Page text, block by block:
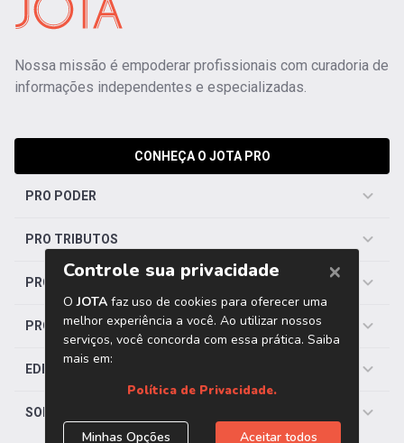
Nossa missão é empoderar profissionais com curadoria de
informações independentes e especializadas.
CONHEÇA O JOTA PRO
PRO PODER
PRO TRIBUTOS
PRO TRABALHISTA
PRO SAÚDE
EDITORIAS
SOBRE O JOTA